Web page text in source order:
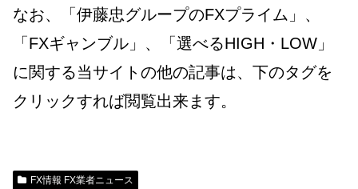
なお、「伊藤忠グループのFXプライム」、
「FXギャンブル」、「選べるHIGH・LOW」
に関する当サイトの他の記事は、下のタグを
クリックすれば閲覧出来ます。
FX情報 FX業者ニュース